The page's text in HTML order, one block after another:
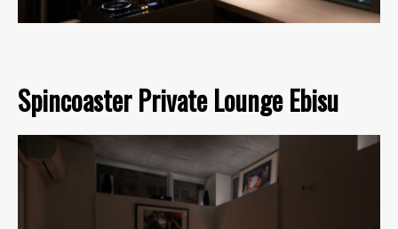
Spincoaster Private Lounge Ebisu